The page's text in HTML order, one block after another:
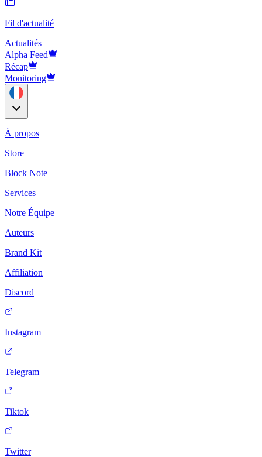
Fil d'actualité
Actualités
Alpha Feed
Récap
Monitoring
À propos
Store
Block Note
Services
Notre Équipe
Auteurs
Brand Kit
Affiliation
Discord
Instagram
Telegram
Tiktok
Twitter